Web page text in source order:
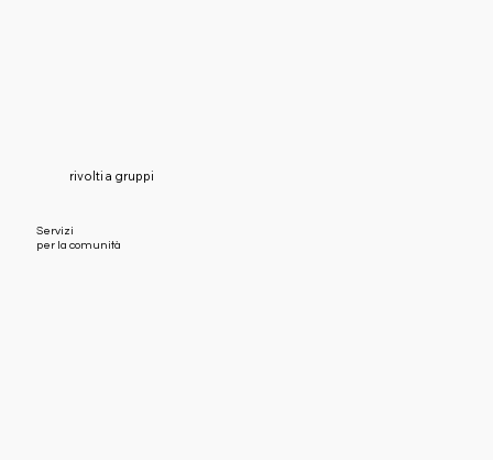
rivolti a gruppi
Servizi
per la comunità